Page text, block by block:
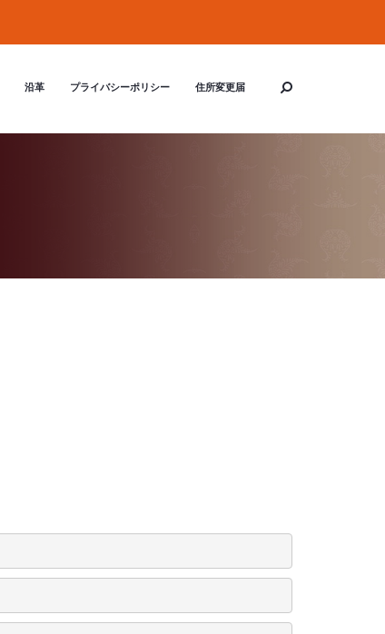
沿革 プライバシーポリシー 住所変更届